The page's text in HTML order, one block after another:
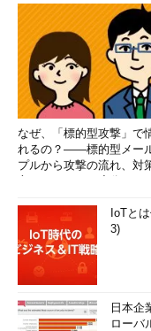
なぜ、「標的型攻撃」で
れるの？――標的型メー
プルから攻撃の流れ、対
IoTと
3)
日本
ローバ